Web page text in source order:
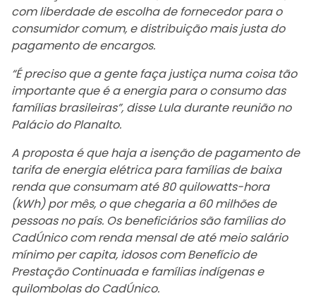
com liberdade de escolha de fornecedor para o
consumidor comum, e distribuição mais justa do
pagamento de encargos.
“É preciso que a gente faça justiça numa coisa tão
importante que é a energia para o consumo das
famílias brasileiras”, disse Lula durante reunião no
Palácio do Planalto.
A proposta é que haja a isenção de pagamento de
tarifa de energia elétrica para famílias de baixa
renda que consumam até 80 quilowatts-hora
(kWh) por mês, o que chegaria a 60 milhões de
pessoas no país. Os beneficiários são famílias do
CadÚnico com renda mensal de até meio salário
mínimo per capita, idosos com Benefício de
Prestação Continuada e famílias indígenas e
quilombolas do CadÚnico.